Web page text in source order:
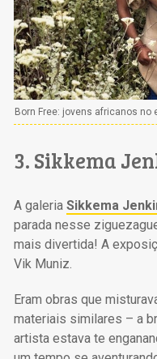
Born Free: jovens africanos
3. Sikkema
A galeria Sikkema
parada nesse
mais divertida! A
Vik Muniz.
Eram obras que
materiais similares – a
artista estava te